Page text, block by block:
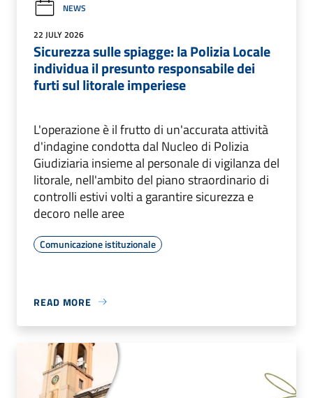
NEWS
22 JULY 2026
Sicurezza sulle spiagge: la Polizia Locale
individua il presunto responsabile dei
furti sul litorale imperiese
L'operazione è il frutto di un'accurata attività
d'indagine condotta dal Nucleo di Polizia
Giudiziaria insieme al personale di vigilanza del
litorale, nell'ambito del piano straordinario di
controlli estivi volti a garantire sicurezza e
decoro nelle aree
Comunicazione istituzionale
READ MORE